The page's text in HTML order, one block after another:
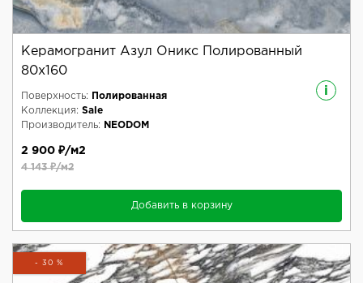
Керамогранит Азул Оникс Полированный
80x160
i
Поверхность:
Полированная
Коллекция: Sale
Производитель:
NEODOM
2 900 ₽/м2
4 143 ₽/м2
Добавить в корзину
- 30 %